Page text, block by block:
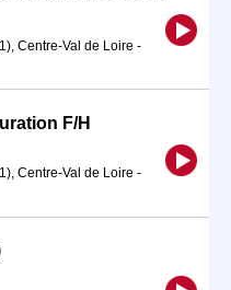
Centre-Val de Loire -
F/H
Centre-Val de Loire -